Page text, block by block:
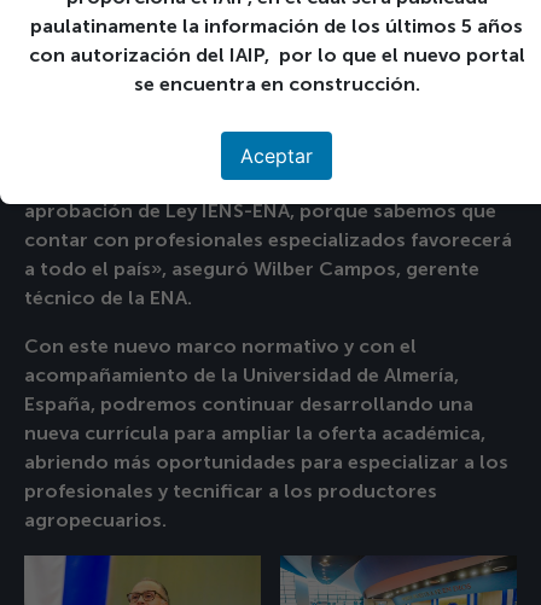
paulatinamente la información de los últimos 5 años
con autorización del IAIP, por lo que el nuevo portal
se encuentra en construcción.
Aceptar
«La escuela tiene mucho potencial. Todo el equipo
técnico tiene buenas expectativas con la
aprobación de Ley IENS-ENA, porque sabemos que
contar con profesionales especializados favorecerá
a todo el país», aseguró Wilber Campos, gerente
técnico de la ENA.
Con este nuevo marco normativo y con el
acompañamiento de la Universidad de Almería,
España, podremos continuar desarrollando una
nueva currícula para ampliar la oferta académica,
abriendo más oportunidades para especializar a los
profesionales y tecnificar a los productores
agropecuarios.